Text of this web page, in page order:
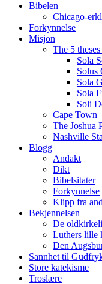
Bibelen
Chicago-
Forkynnelse
Misjon
The 5
Sola
Solus
Sola
Sola
Soli
Cape Town
The Joshua
Nashville
Blogg
Andakt
Dikt
Bibelsitater
Forkynnelse
Klipp fra
Bekjennelsen
De
Luthers lille
Den
Sannhet til
Store katekisme
Troslære